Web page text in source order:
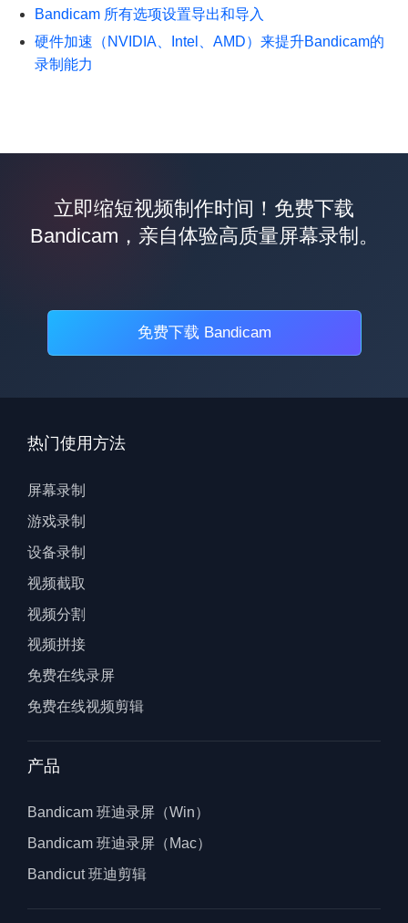
Bandicam 所有选项设置导出和导入
硬件加速（NVIDIA、Intel、AMD）来提升Bandicam的
录制能力
立即缩短视频制作时间！免费下载
Bandicam，亲自体验高质量屏幕录制。
免费下载 Bandicam
热门使用方法
屏幕录制
游戏录制
设备录制
视频截取
视频分割
视频拼接
免费在线录屏
免费在线视频剪辑
产品
Bandicam 班迪录屏（Win）
Bandicam 班迪录屏（Mac）
Bandicut 班迪剪辑